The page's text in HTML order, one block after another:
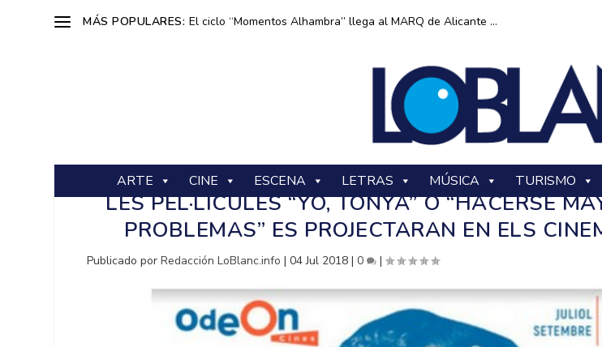
MÁS POPULARES: El ciclo “Momentos Alhambra” llega al MARQ de Alicante ...
ARTE CINE ESCENA LETRAS MÚSICA TURISMO
LES PEL·LÍCULES “YO, TONYA” O “HACERSE
PROBLEMAS” ES PROJECTARAN EN ELS
Publicado porRedacción LoBlanc.info |04 Jul 2018 |0 |